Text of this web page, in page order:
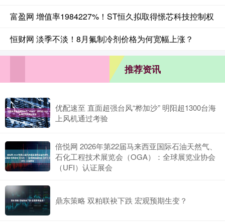
富盈网 增值率1984227%！ST恒久拟取得憬芯科技控制权
恒财网 淡季不淡！8月氟制冷剂价格为何宽幅上涨？
推荐资讯
优配速至 直面超强台风“桦加沙” 明阳超1300台海
上风机通过考验
倍悦网 2026年第22届马来西亚国际石油天然气、
石化工程技术展览会（OGA）：全球展览业协会
（UFI）认证展会
鼎东策略 双粕联袂下跌 宏观预期生变？